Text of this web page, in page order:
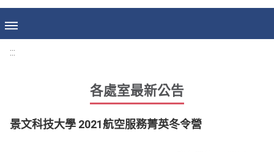
:::
各處室最新公告
景文科技大學 2021航空服務菁英冬令營